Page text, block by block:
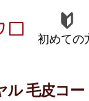
初めての
ル 毛皮コ